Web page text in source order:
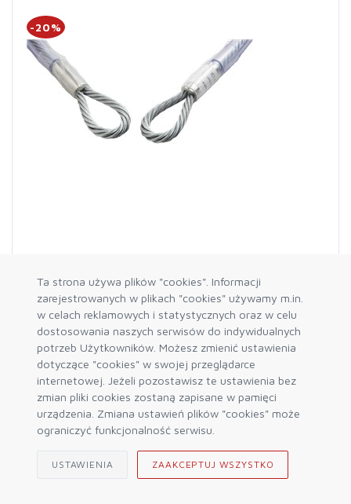
Ta strona używa plików "cookies". Informacji
zarejestrowanych w plikach "cookies" używamy m.in.
w celach reklamowych i statystycznych oraz w celu
dostosowania naszych serwisów do indywidualnych
potrzeb Użytkowników. Możesz zmienić ustawienia
dotyczące "cookies" w swojej przeglądarce
internetowej. Jeżeli pozostawisz te ustawienia bez
zmian pliki cookies zostaną zapisane w pamięci
urządzenia. Zmiana ustawień plików "cookies" może
ograniczyć funkcjonalność serwisu.
USTAWIENIA ZAAKCEPTUJ WSZYSTKO
-20%
AT HEIGHT
Linka Wire Anchor Sling Soft Eye 1.5 m
89,99 zł 71,99 zł
DO KOSZYKA